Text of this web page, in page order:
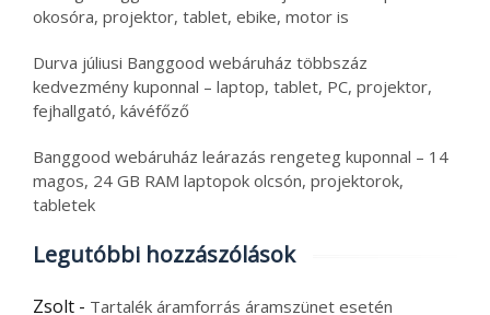
okosóra, projektor, tablet, ebike, motor is
Durva júliusi Banggood webáruház többszáz
kedvezmény kuponnal – laptop, tablet, PC, projektor,
fejhallgató, kávéfőző
Banggood webáruház leárazás rengeteg kuponnal – 14
magos, 24 GB RAM laptopok olcsón, projektorok,
tabletek
Legutóbbi hozzászólások
Zsolt - Tartalék áramforrás áramszünet esetén